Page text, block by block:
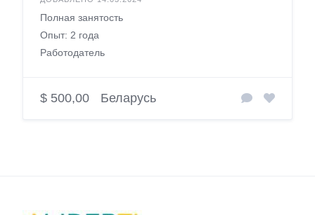
Полная занятость
Опыт: 2 года
Работодатель
$ 500,00 Беларусь